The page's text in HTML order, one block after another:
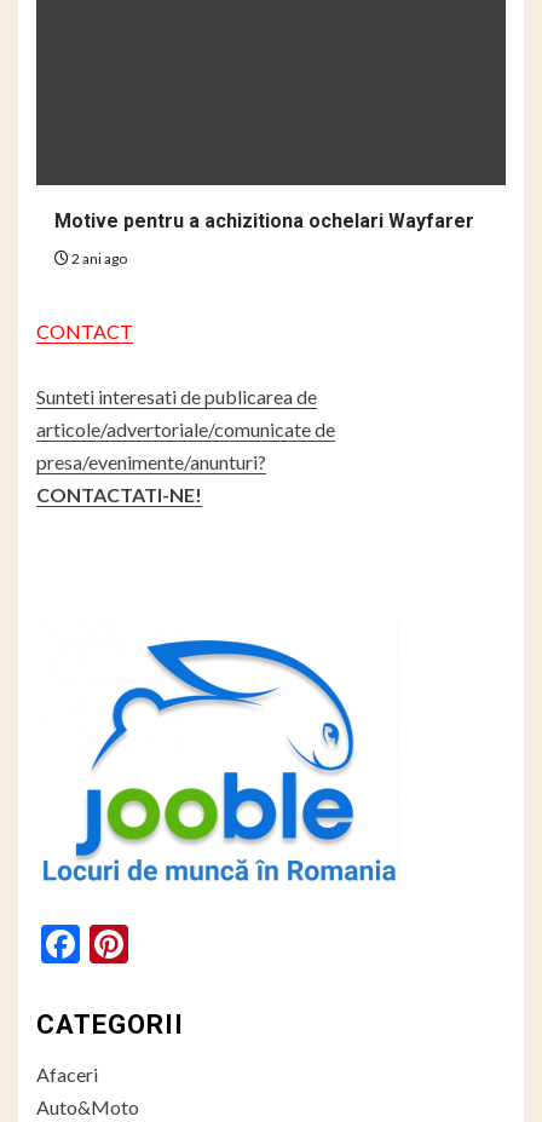
Motive pentru a achizitiona ochelari Wayfarer
2 ani ago
CONTACT
Sunteti interesati de publicarea de
articole/advertoriale/comunicate de
presa/evenimente/anunturi?
CONTACTATI-NE!
Facebook
CATEGORII
Afaceri
Auto&Moto